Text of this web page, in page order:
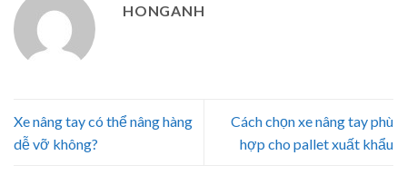
HONGANH
Xe nâng tay có thể nâng hàng
dễ vỡ không?
Cách chọn xe nâng tay phù
hợp cho pallet xuất khẩu